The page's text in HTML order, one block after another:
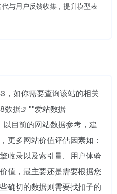
与用户反馈收集，提升模型表
，如你需要查询该站的相关
数据 ""爱站数据
以目前的网站数据参考，建
更多网站价值评估因素如：
收录以及索引量、用户体验
值，最主要还是需要根据您
确切的数据则需要找扣子的